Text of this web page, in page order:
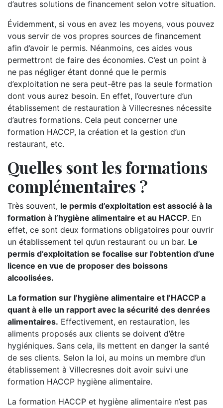
d’autres solutions de financement selon votre situation.
Évidemment, si vous en avez les moyens, vous pouvez
vous servir de vos propres sources de financement
afin d’avoir le permis. Néanmoins, ces aides vous
permettront de faire des économies. C’est un point à
ne pas négliger étant donné que le permis
d’exploitation ne sera peut-être pas la seule formation
dont vous aurez besoin. En effet, l’ouverture d’un
établissement de restauration à Villecresnes nécessite
d’autres formations. Cela peut concerner une
formation HACCP, la création et la gestion d’un
restaurant, etc.
Quelles sont les formations
complémentaires ?
Très souvent, le permis d’exploitation est associé à la
formation à l’hygiène alimentaire et au HACCP. En
effet, ce sont deux formations obligatoires pour ouvrir
un établissement tel qu’un restaurant ou un bar. Le
permis d’exploitation se focalise sur l’obtention d’une
licence en vue de proposer des boissons
alcoolisées.
La formation sur l’hygiène alimentaire et l’HACCP a
quant à elle un rapport avec la sécurité des denrées
alimentaires. Effectivement, en restauration, les
aliments proposés aux clients se doivent d’être
hygiéniques. Sans cela, ils mettent en danger la santé
de ses clients. Selon la loi, au moins un membre d’un
établissement à Villecresnes doit avoir suivi une
formation HACCP hygiène alimentaire.
La formation HACCP et hygiène alimentaire n’est pas